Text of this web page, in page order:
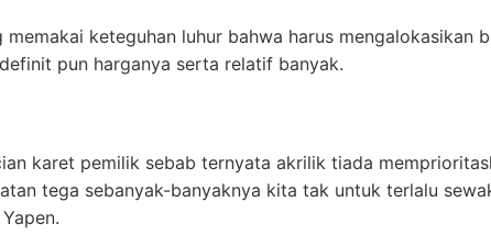
keteguhan luhur bahwa harus mengalokasikan
pun harganya serta relatif banyak.
karet pemilik sebab ternyata akrilik tiada
tega sebanyak-banyaknya kita tak untuk terlalu